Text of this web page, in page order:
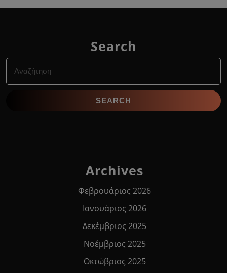
Search
for:
Archives
Φεβρουάριος 2026
Ιανουάριος 2026
Δεκέμβριος 2025
Νοέμβριος 2025
Οκτώβριος 2025